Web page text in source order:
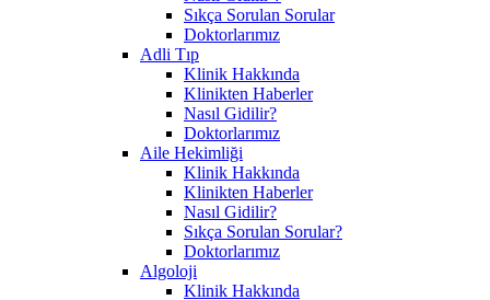
Sıkça Sorulan Sorular
Doktorlarımız
Adli Tıp
Klinik Hakkında
Klinikten Haberler
Nasıl Gidilir?
Doktorlarımız
Aile Hekimliği
Klinik Hakkında
Klinikten Haberler
Nasıl Gidilir?
Sıkça Sorulan Sorular?
Doktorlarımız
Algoloji
Klinik Hakkında